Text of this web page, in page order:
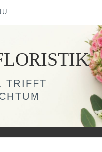
TRIFFT